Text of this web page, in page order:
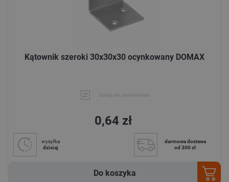
Kątownik szeroki 30x30x30 ocynkowany DOMAX
dodaj do porównania
0,64 zł
wysyłka
dzisiaj
darmowa dostawa
od 300 zł
Do koszyka